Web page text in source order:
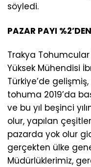
söyledi.
PAZAR PAYI
Trakya Tohumcular
Yüksek Mühendisi
Türkiye’de
tohuma 2019’da
ve bu yıl beşinci
olur, yapılan
pazarda yok olur
gerçekten ülke
Müdürlüklerimiz,